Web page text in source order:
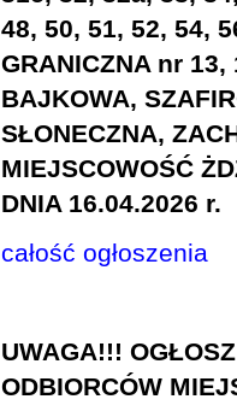
48, 50, 51, 52, 54,
GRANICZNA nr 13,
BAJKOWA,
SŁONECZNA,
MIEJSCOWOŚĆ
DNIA 16.04.2026 r.
całość ogłoszenia
UWAGA!!!
ODBIORCÓW